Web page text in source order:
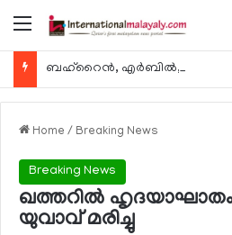
Menu
Home / Breaking News
Breaking News
ഖത്തറില്‍ ഹൃദയാഘാതം
യുവാവ് മരിച്ചു